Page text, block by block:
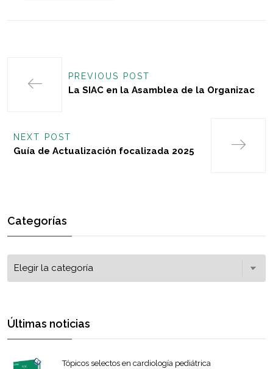
PREVIOUS POST
La SIAC en la Asamblea de la Organizac
NEXT POST
Guía de Actualización focalizada 2025
Categorías
Últimas noticias
Tópicos selectos en cardiología pediátrica